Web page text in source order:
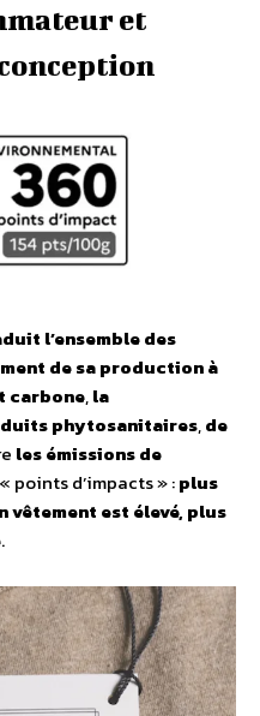
et
l’ensemble des
de sa production à
carbone,la
phytosanitaires,de
les émissions de
points d’impacts » :plus
vêtement est élevé, plus
.